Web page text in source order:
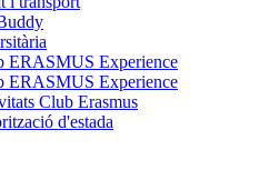
ERASMUS Experience
ERASMUS Experience
Club Erasmus
d'estada